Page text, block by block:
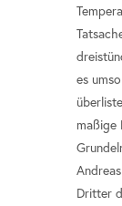
es
maßige
Dritter